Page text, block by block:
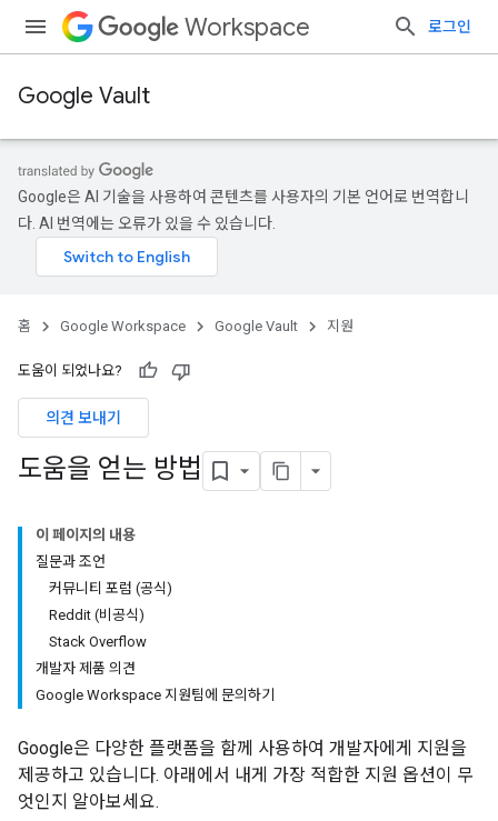
Workspace 로그인
Google Vault
Google은 AI 기술을 사용하여 콘텐츠를 사용자의 기본 언어로 번역합니
다. AI 번역에는 오류가 있을 수 있습니다.
홈 Google Workspace Google Vault 지원
도움이 되었나요?
의견 보내기
도움을 얻는 방법
이 페이지의 내용
질문과 조언
커뮤니티 포럼 (공식)
Reddit (비공식)
Stack Overflow
개발자 제품 의견
Google Workspace 지원팀에 문의하기
Google은 다양한 플랫폼을 함께 사용하여 개발자에게 지원을
제공하고 있습니다. 아래에서 내게 가장 적합한 지원 옵션이 무
엇인지 알아보세요.